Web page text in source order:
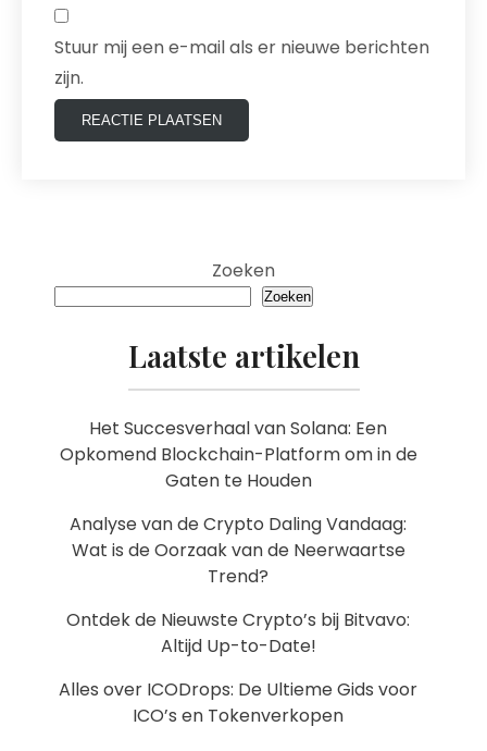
Stuur mij een e-mail als er nieuwe berichten
zijn.
Zoeken
Zoeken
Laatste artikelen
Het Succesverhaal van Solana: Een
Opkomend Blockchain-Platform om in de
Gaten te Houden
Analyse van de Crypto Daling Vandaag:
Wat is de Oorzaak van de Neerwaartse
Trend?
Ontdek de Nieuwste Crypto’s bij Bitvavo:
Altijd Up-to-Date!
Alles over ICODrops: De Ultieme Gids voor
ICO’s en Tokenverkopen